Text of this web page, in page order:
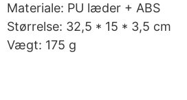
Materiale: PU læder + ABS
Størrelse: 32,5 * 15 * 3,5 cm
Vægt: 175 g